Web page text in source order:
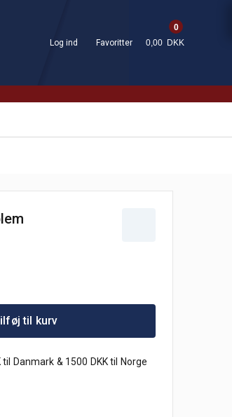
Log ind Favoritter
0
0,00 DKK
til kurv
Danmark & 1500 DKK til Norge